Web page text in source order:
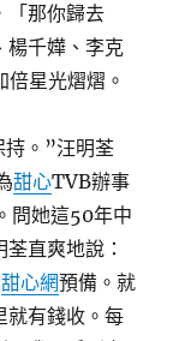
「那你歸去
楊千嬅、李克
星光熠熠。
。”汪明荃
甜心TVB辦事
問她這50年中
直爽地說：
甜心網預備。就
就有錢收。每